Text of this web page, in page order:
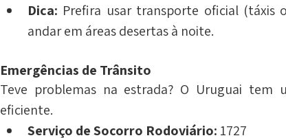
Dica: Prefira usar transporte oficial (táxis
andar em áreas desertas à noite.
Emergências de Trânsito
Teve problemas na estrada? O Uruguai tem
eficiente.
Serviço de Socorro Rodoviário: 1727